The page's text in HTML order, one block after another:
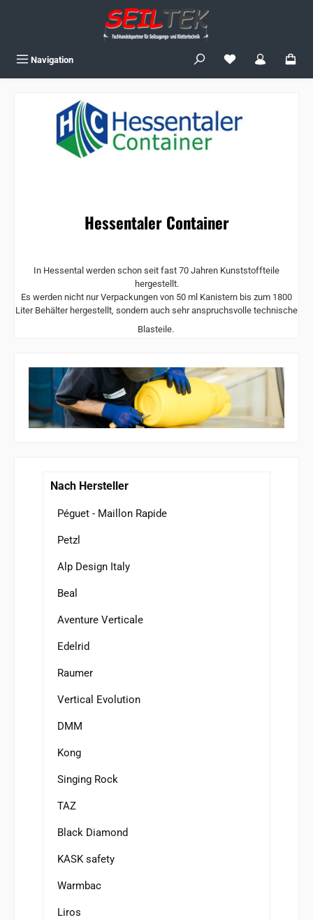
Navigation Du hast 0
Hessentaler Container
In Hessental werden schon seit fast 70 Jahren Kunststoffteile
hergestellt.
Es werden nicht nur Verpackungen von 50 ml Kanistern bis zum 1800
Liter Behälter hergestellt, sondern auch sehr anspruchsvolle technische
Blasteile.
Nach Hersteller
Péguet - Maillon Rapide
Petzl
Alp Design Italy
Beal
Aventure Verticale
Edelrid
Raumer
Vertical Evolution
DMM
Kong
Singing Rock
TAZ
Black Diamond
KASK safety
Warmbac
Liros